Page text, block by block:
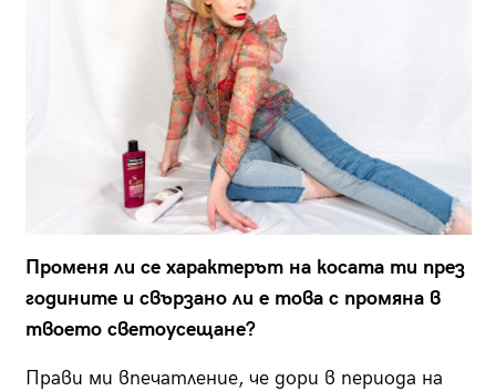
Променя ли се характерът на косата ти през
годините и свързано ли е това с промяна в
твоето светоусещане?
Прави ми впечатление, че дори в периода на